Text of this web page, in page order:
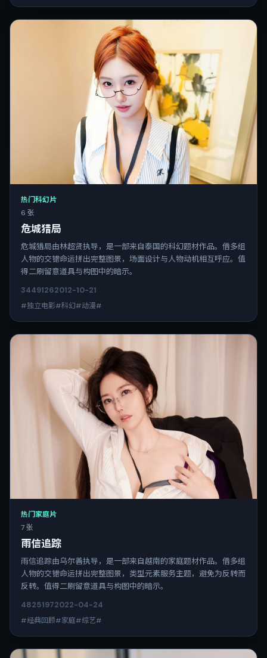
热门科幻片
6 张
危城猎局
危城猎局由林超贤执导，是一部来自泰国的科幻题材作品。借多组
人物的交错命运拼出完整图景，场面设计与人物动机相互呼应。值
得二刷留意道具与构图中的暗示。
34491262012-10-21
#独立电影#科幻#动漫#
热门家庭片
7 张
雨信追踪
雨信追踪由乌尔善执导，是一部来自越南的家庭题材作品。借多组
人物的交错命运拼出完整图景，类型元素服务主题，避免为反转而
反转。值得二刷留意道具与构图中的暗示。
48251972022-04-24
#经典回顾#家庭#综艺#